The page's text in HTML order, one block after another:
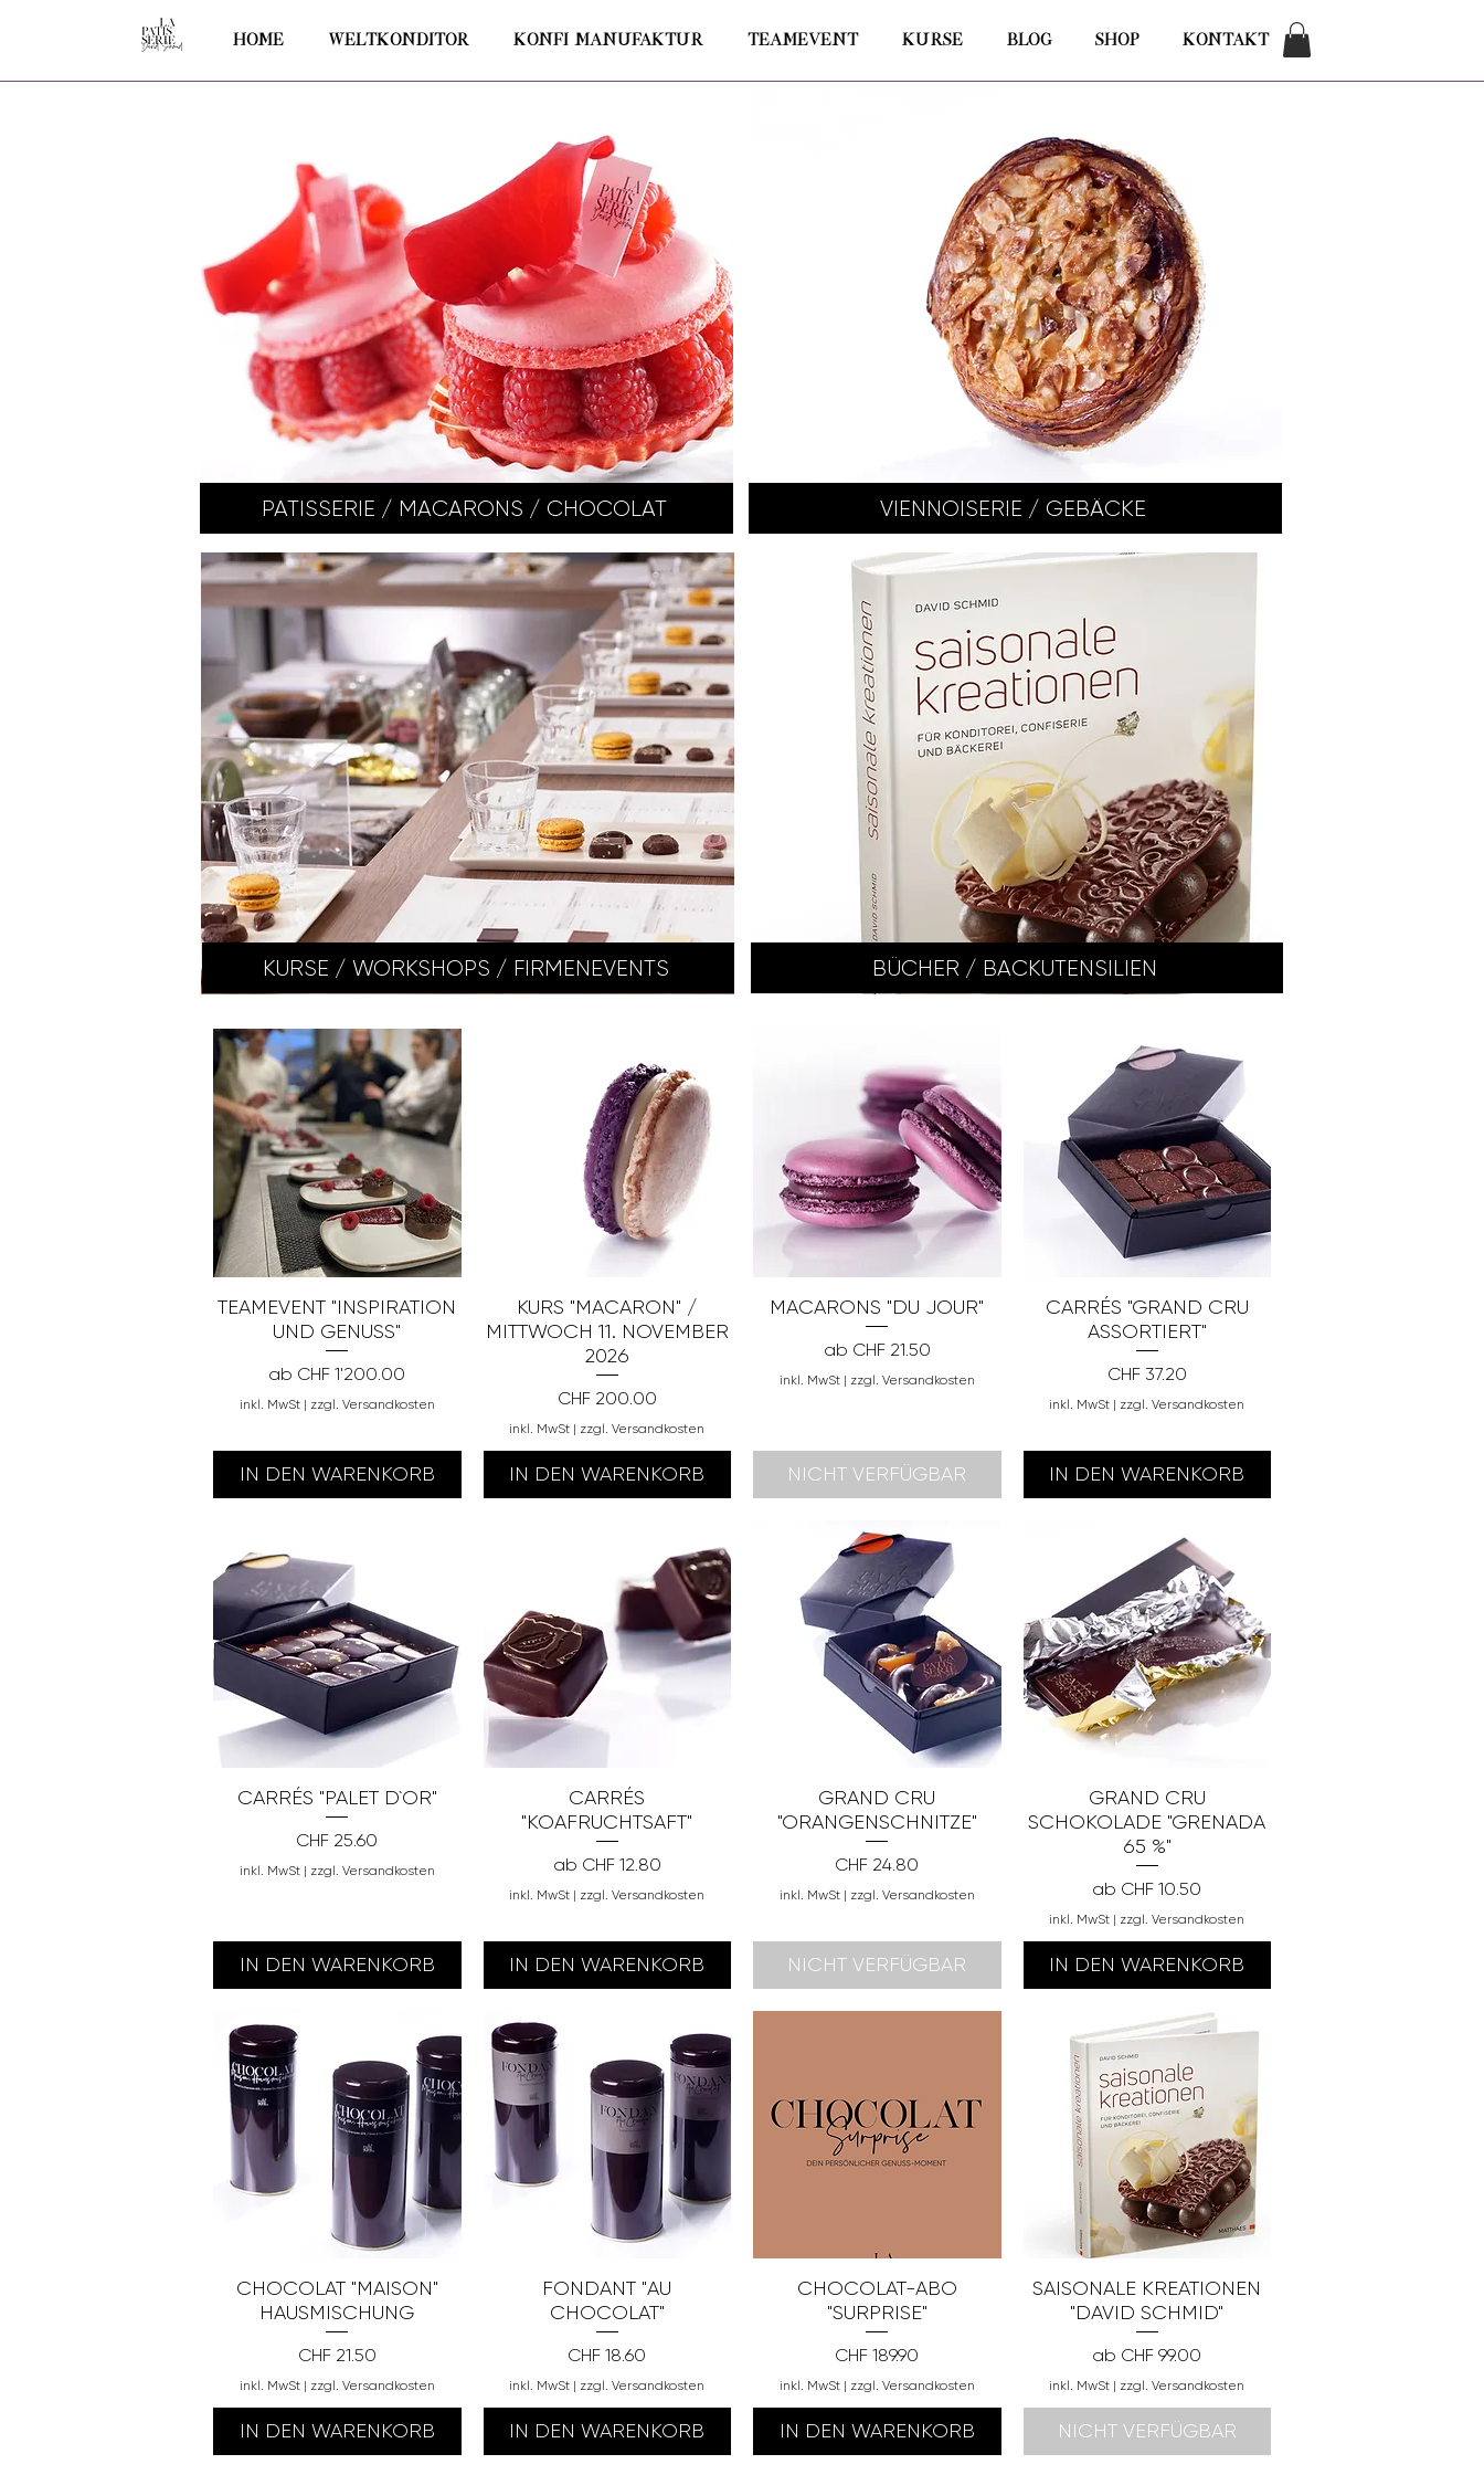
HOME WELTKONDITOR KONFI MANUFAKTUR TEAMEVENT KURSE BLOG SHOP KONTAKT
PATISSERIE / MACARONS / CHOCOLAT VIENNOISERIE / GEBÄCKE
KURSE / WORKSHOPS / FIRMENEVENTS BÜCHER / BACKUTENSILIEN
TEAMEVENT "INSPIRATION
UND GENUSS"
ab CHF 1'200.00
Sale-Preis
inkl. MwSt| zzgl. Versandkosten
IN DEN WARENKORB
KURS "MACARON" /
MITTWOCH 11. NOVEMBER
2026
Preis
CHF 200.00
inkl. MwSt | zzgl. Versandkosten
IN DEN WARENKORB
MACARONS "DU JOUR"
ab CHF 21.50
Sale-Preis
inkl. MwSt| zzgl. Versandkosten
NICHT VERFÜGBAR
CARRÉS "GRAND CRU
ASSORTIERT"
Preis
CHF 37.20
inkl. MwSt | zzgl. Versandkosten
IN DEN WARENKORB
CARRÉS "PALET D`OR"
Preis
CHF 25.60
inkl. MwSt| zzgl. Versandkosten
IN DEN WARENKORB
CARRÉS
"KOAFRUCHTSAFT"
ab CHF 12.80
Sale-Preis
inkl. MwSt | zzgl. Versandkosten
IN DEN WARENKORB
GRAND CRU
"ORANGENSCHNITZE"
Preis
CHF 24.80
inkl. MwSt| zzgl. Versandkosten
NICHT VERFÜGBAR
GRAND CRU
SCHOKOLADE "GRENADA
65 %"
ab CHF 10.50
Sale-Preis
inkl. MwSt | zzgl. Versandkosten
IN DEN WARENKORB
CHOCOLAT "MAISON"
HAUSMISCHUNG
Preis
CHF 21.50
inkl. MwSt| zzgl. Versandkosten
IN DEN WARENKORB
FONDANT "AU
CHOCOLAT"
Preis
CHF 18.60
inkl. MwSt | zzgl. Versandkosten
IN DEN WARENKORB
CHOCOLAT-ABO
"SURPRISE"
Preis
CHF 189.90
inkl. MwSt| zzgl. Versandkosten
IN DEN WARENKORB
SAISONALE KREATIONEN
"DAVID SCHMID"
ab CHF 99.00
Sale-Preis
inkl. MwSt | zzgl. Versandkosten
NICHT VERFÜGBAR